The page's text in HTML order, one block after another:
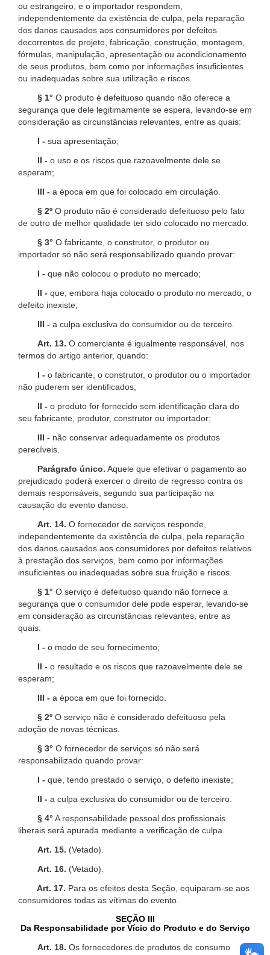
ou estrangeiro, e o importador respondem,
independentemente da existência de culpa, pela reparação
dos danos causados aos consumidores por defeitos
decorrentes de projeto, fabricação, construção, montagem,
fórmulas, manipulação, apresentação ou acondicionamento
de seus produtos, bem como por informações insuficientes
ou inadequadas sobre sua utilização e riscos.
§ 1° O produto é defeituoso quando não oferece a
segurança que dele legitimamente se espera, levando-se em
consideração as circunstâncias relevantes, entre as quais:
I - sua apresentação;
II - o uso e os riscos que razoavelmente dele se
esperam;
III - a época em que foi colocado em circulação.
§ 2º O produto não é considerado defeituoso pelo fato
de outro de melhor qualidade ter sido colocado no mercado.
§ 3° O fabricante, o construtor, o produtor ou
importador só não será responsabilizado quando provar:
I - que não colocou o produto no mercado;
II - que, embora haja colocado o produto no mercado, o
defeito inexiste;
III - a culpa exclusiva do consumidor ou de terceiro.
Art. 13. O comerciante é igualmente responsável, nos
termos do artigo anterior, quando:
I - o fabricante, o construtor, o produtor ou o importador
não puderem ser identificados;
II - o produto for fornecido sem identificação clara do
seu fabricante, produtor, construtor ou importador;
III - não conservar adequadamente os produtos
perecíveis.
Parágrafo único. Aquele que efetivar o pagamento ao
prejudicado poderá exercer o direito de regresso contra os
demais responsáveis, segundo sua participação na
causação do evento danoso.
Art. 14. O fornecedor de serviços responde,
independentemente da existência de culpa, pela reparação
dos danos causados aos consumidores por defeitos relativos
à prestação dos serviços, bem como por informações
insuficientes ou inadequadas sobre sua fruição e riscos.
§ 1° O serviço é defeituoso quando não fornece a
segurança que o consumidor dele pode esperar, levando-se
em consideração as circunstâncias relevantes, entre as
quais:
I - o modo de seu fornecimento;
II - o resultado e os riscos que razoavelmente dele se
esperam;
III - a época em que foi fornecido.
§ 2º O serviço não é considerado defeituoso pela
adoção de novas técnicas.
§ 3° O fornecedor de serviços só não será
responsabilizado quando provar:
I - que, tendo prestado o serviço, o defeito inexiste;
II - a culpa exclusiva do consumidor ou de terceiro.
§ 4° A responsabilidade pessoal dos profissionais
liberais será apurada mediante a verificação de culpa.
Art. 15. (Vetado).
Art. 16. (Vetado).
Art. 17. Para os efeitos desta Seção, equiparam-se aos
consumidores todas as vítimas do evento.
SEÇÃO III
Da Responsabilidade por Vício do Produto e do Serviço
Art. 18. Os fornecedores de produtos de consumo